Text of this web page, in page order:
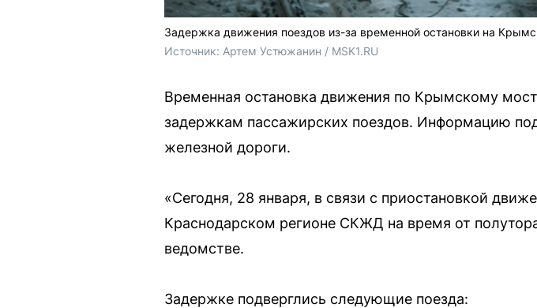
Задержка движения поездов из-за временной остановки на
Источник: Артем Устюжанин / MSK1.RU
Временная остановка движения по Крымскому
задержкам пассажирских поездов. Информацию
железной дороги.
«Сегодня, 28 января, в связи с приостановкой
Краснодарском регионе СКЖД на время от
ведомстве.
Задержке подверглись следующие поезда: